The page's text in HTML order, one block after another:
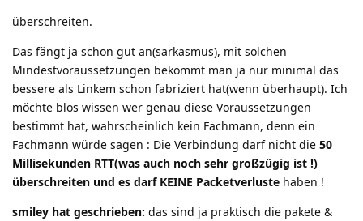
überschreiten.
Das fängt ja schon gut an(sarkasmus), mit solchen
Mindestvoraussetzungen bekommt man ja nur minimal das
bessere als Linkem schon fabriziert hat(wenn überhaupt). Ich
möchte blos wissen wer genau diese Voraussetzungen
bestimmt hat, wahrscheinlich kein Fachmann, denn ein
Fachmann würde sagen : Die Verbindung darf nicht die 50
Millisekunden RTT(was auch noch sehr großzügig ist !)
überschreiten und es darf KEINE Packetverluste haben !
smiley hat geschrieben: das sind ja praktisch die pakete &